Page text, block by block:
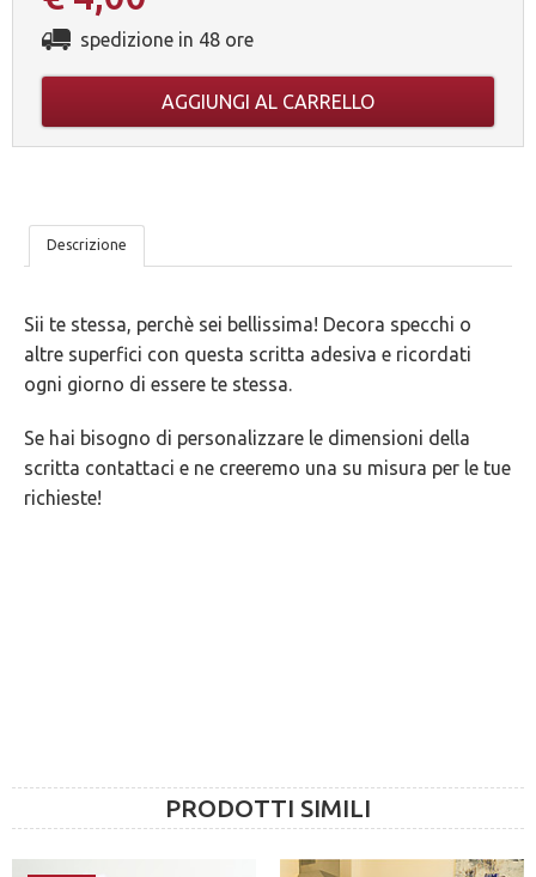
spedizione in 48 ore
AGGIUNGI AL CARRELLO
LE
GARANZIE
Descrizione
Sii te stessa, perchè sei bellissima! Decora specchi o
altre superfici con questa scritta adesiva e ricordati
ogni giorno di essere te stessa.
Se hai bisogno di personalizzare le dimensioni della
scritta contattaci e ne creeremo una su misura per le tue
richieste!
PRODOTTI SIMILI